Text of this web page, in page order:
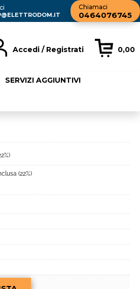
Chiamaci
0464076745
Accedi / Registrati
"Registrati"
0,00
SERVIZI AGGIUNTIVI
(22%)